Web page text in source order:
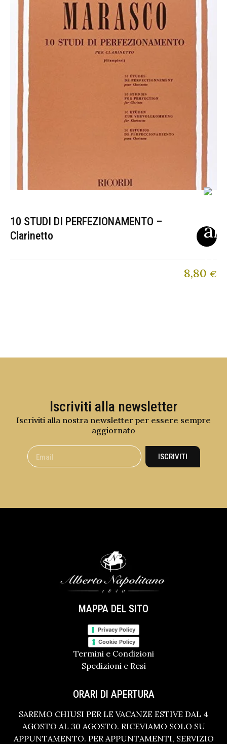
10 STUDI DI PERFEZIONAMENTO –
Clarinetto
8,80 €
Iscriviti alla newsletter
Iscriviti alla nostra newsletter per essere sempre
aggiornato
ISCRIVITI
MAPPA DEL SITO
Privacy Policy
Cookie Policy
Termini e Condizioni
Spedizioni e Resi
ORARI DI APERTURA
SAREMO CHIUSI PER LE VACANZE ESTIVE DAL 4
AGOSTO AL 30 AGOSTO. RICEVIAMO SOLO SU
APPUNTAMENTO. PER APPUNTAMENTI, SERVIZIO